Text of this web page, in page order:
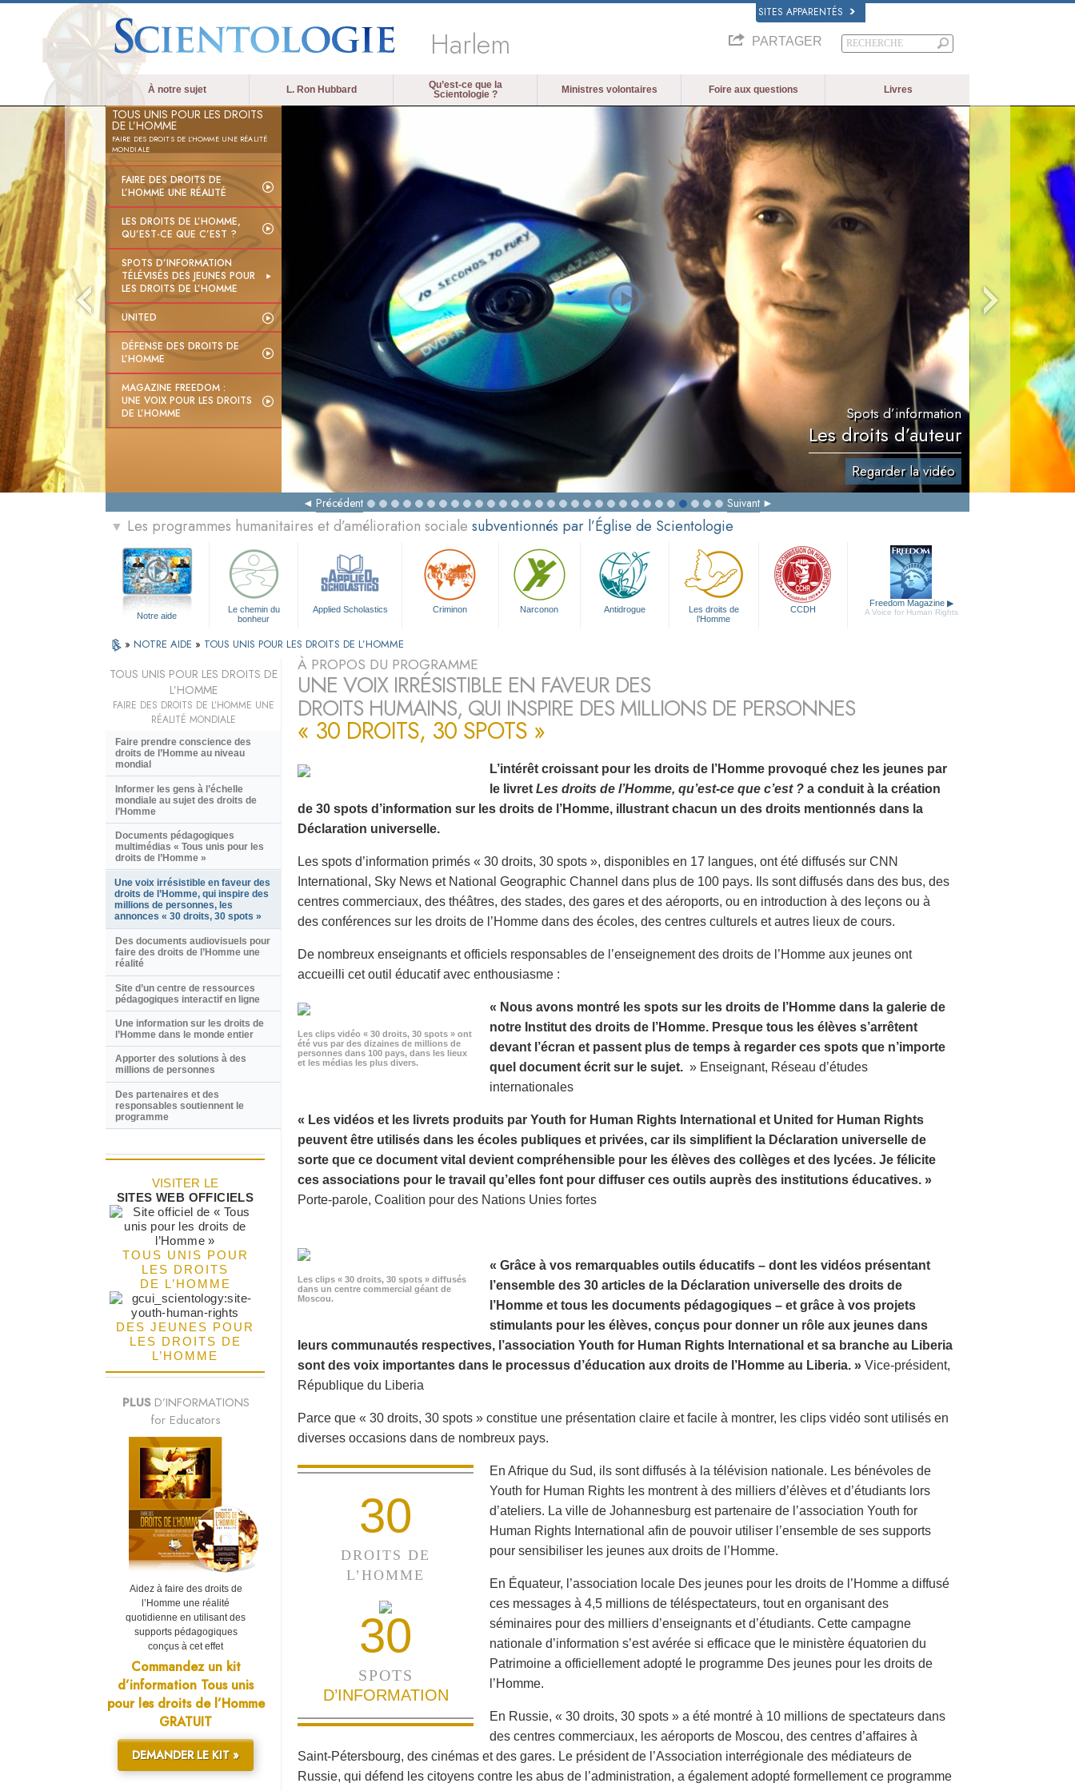
SITES APPARENTÉS
Harlem PARTAGER
À notre sujet L. Ron Hubbard
Qu’est-ce que la
Scientologie ?
Ministres volontaires Foire aux questions Livres
TOUS UNIS POUR LES DROITS
DE L’HOMME
FAIRE DES DROITS DE L’HOMME UNE RÉALITÉ
MONDIALE
FAIRE DES DROITS DE
L’HOMME UNE RÉALITÉ
LES DROITS DE L’HOMME,
QU’EST-CE QUE C’EST ?
SPOTS D’INFORMATION
TÉLÉVISÉS DES JEUNES POUR
LES DROITS DE L’HOMME
UNITED
DÉFENSE DES DROITS DE
L’HOMME
MAGAZINE FREEDOM :
UNE VOIX POUR LES DROITS
DE L’HOMME
Spots d’information
Les droits d’auteur
Regarder la vidéo
Précédent Suivant
▼ Les programmes humanitaires et d’amélioration sociale subventionnés par l’Église de Scientologie
Notre aide
Le chemin du
bonheur
Applied Scholastics Criminon Narconon Antidrogue
Les droits de
l’Homme
CCDH
Freedom Magazine ▶
A Voice for Human Rights
» NOTRE AIDE » TOUS UNIS POUR LES DROITS DE L’HOMME
À PROPOS DU PROGRAMME
UNE VOIX IRRÉSISTIBLE EN FAVEUR DES
DROITS HUMAINS, QUI INSPIRE DES MILLIONS DE PERSONNES
« 30 DROITS, 30 SPOTS »
L’intérêt croissant pour les droits de l’Homme provoqué chez les jeunes par
le livret Les droits de l’Homme, qu’est-ce que c’est ? a conduit à la création
de 30 spots d’information sur les droits de l’Homme, illustrant chacun un des droits mentionnés dans la
Déclaration universelle.
Les spots d’information primés « 30 droits, 30 spots », disponibles en 17 langues, ont été diffusés sur CNN
International, Sky News et National Geographic Channel dans plus de 100 pays. Ils sont diffusés dans des bus, des
centres commerciaux, des théâtres, des stades, des gares et des aéroports, ou en introduction à des leçons ou à
des conférences sur les droits de l’Homme dans des écoles, des centres culturels et autres lieux de cours.
De nombreux enseignants et officiels responsables de l’enseignement des droits de l’Homme aux jeunes ont
accueilli cet outil éducatif avec enthousiasme :
Les clips vidéo « 30 droits, 30 spots » ont
été vus par des dizaines de millions de
personnes dans 100 pays, dans les lieux
et les médias les plus divers.
« Nous avons montré les spots sur les droits de l’Homme dans la galerie de
notre Institut des droits de l’Homme. Presque tous les élèves s’arrêtent
devant l’écran et passent plus de temps à regarder ces spots que n’importe
quel document écrit sur le sujet. » Enseignant, Réseau d’études
internationales
« Les vidéos et les livrets produits par Youth for Human Rights International et United for Human Rights
peuvent être utilisés dans les écoles publiques et privées, car ils simplifient la Déclaration universelle de
sorte que ce document vital devient compréhensible pour les élèves des collèges et des lycées. Je félicite
ces associations pour le travail qu’elles font pour diffuser ces outils auprès des institutions éducatives. »
Porte-parole, Coalition pour des Nations Unies fortes
Les clips « 30 droits, 30 spots » diffusés
dans un centre commercial géant de
Moscou.
« Grâce à vos remarquables outils éducatifs – dont les vidéos présentant
l’ensemble des 30 articles de la Déclaration universelle des droits de
l’Homme et tous les documents pédagogiques – et grâce à vos projets
stimulants pour les élèves, conçus pour donner un rôle aux jeunes dans
leurs communautés respectives, l’association Youth for Human Rights International et sa branche au Liberia
sont des voix importantes dans le processus d’éducation aux droits de l’Homme au Liberia. » Vice-président,
République du Liberia
Parce que « 30 droits, 30 spots » constitue une présentation claire et facile à montrer, les clips vidéo sont utilisés en
diverses occasions dans de nombreux pays.
30
DROITS DE
L’HOMME
30
SPOTS
D’INFORMATION
En Afrique du Sud, ils sont diffusés à la télévision nationale. Les bénévoles de
Youth for Human Rights les montrent à des milliers d’élèves et d’étudiants lors
d’ateliers. La ville de Johannesburg est partenaire de l’association Youth for
Human Rights International afin de pouvoir utiliser l’ensemble de ses supports
pour sensibiliser les jeunes aux droits de l’Homme.
En Équateur, l’association locale Des jeunes pour les droits de l’Homme a diffusé
ces messages à 4,5 millions de téléspectateurs, tout en organisant des
séminaires pour des milliers d’enseignants et d’étudiants. Cette campagne
nationale d’information s’est avérée si efficace que le ministère équatorien du
Patrimoine a officiellement adopté le programme Des jeunes pour les droits de
l’Homme.
En Russie, « 30 droits, 30 spots » a été montré à 10 millions de spectateurs dans
des centres commerciaux, les aéroports de Moscou, des centres d’affaires à
Saint-Pétersbourg, des cinémas et des gares. Le président de l’Association interrégionale des médiateurs de
Russie, qui défend les citoyens contre les abus de l’administration, a également adopté formellement ce programme
TOUS UNIS POUR LES DROITS DE
L’HOMME
FAIRE DES DROITS DE L’HOMME UNE
RÉALITÉ MONDIALE
Faire prendre conscience des
droits de l’Homme au niveau
mondial
Informer les gens à l’échelle
mondiale au sujet des droits de
l’Homme
Documents pédagogiques
multimédias « Tous unis pour les
droits de l’Homme »
Une voix irrésistible en faveur des
droits de l’Homme, qui inspire des
millions de personnes, les
annonces « 30 droits, 30 spots »
Des documents audiovisuels pour
faire des droits de l’Homme une
réalité
Site d’un centre de ressources
pédagogiques interactif en ligne
Une information sur les droits de
l’Homme dans le monde entier
Apporter des solutions à des
millions de personnes
Des partenaires et des
responsables soutiennent le
programme
VISITER LE
SITES WEB OFFICIELS
TOUS UNIS POUR
LES DROITS
DE L’HOMME
DES JEUNES POUR
LES DROITS DE
L’HOMME
PLUS D’INFORMATIONS
for Educators
Aidez à faire des droits de
l’Homme une réalité
quotidienne en utilisant des
supports pédagogiques
conçus à cet effet
Commandez un kit
d’information Tous unis
pour les droits de l’Homme
GRATUIT
DEMANDER LE KIT »